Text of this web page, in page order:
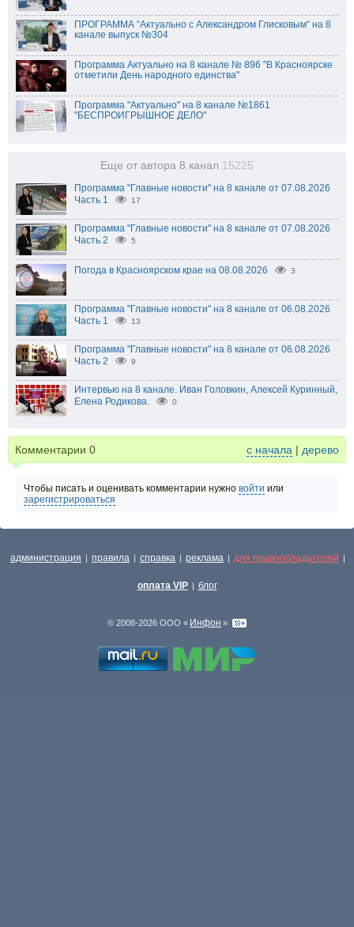
ПРОГРАММА “Актуально с Александром Глисковым“ на 8
канале выпуск №304
Программа Актуально на 8 канале № 896 "В Красноярске
отметили День народного единства"
Программа "Актуально" на 8 канале №1861
"БЕСПРОИГРЫШНОЕ ДЕЛО"
Еще от автора 8 канал 15225
Программа "Главные новости" на 8 канале от 07.08.2026
Часть 1
17
Программа "Главные новости" на 8 канале от 07.08.2026
Часть 2
5
Погода в Красноярском крае на 08.08.2026 3
Программа "Главные новости" на 8 канале от 06.08.2026
Часть 1
13
Программа "Главные новости" на 8 канале от 06.08.2026
Часть 2
9
Интервью на 8 канале. Иван Головкин, Алексей Куринный,
Елена Родикова.
0
Комментарии 0 с начала | дерево
Чтобы писать и оценивать комментарии нужно войти или
зарегистрироваться
администрация | правила | справка | реклама | для правообладателей |
оплата VIP | блог
© 2008-2026 ООО « Инфон »